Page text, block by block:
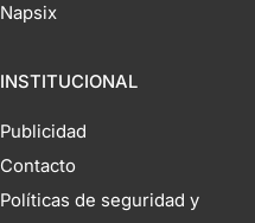
Napsix
INSTITUCIONAL
Publicidad
Contacto
Políticas de seguridad y